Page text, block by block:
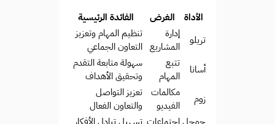
الأداة
الغرض
الفائدة الرئيسية
تريلو
إدارة
المشاريع
تنظيم المهام وتعزيز
التعاون الجماعي
أسانا
تتبع
المهام
سهولة متابعة التقدم
وتحقيق الأهداف
زوم
مكالمات
الفيديو
تعزيز التواصل
والتعاون الفعال
جوجل اجتماعات تسهيل تبادل الأفكار